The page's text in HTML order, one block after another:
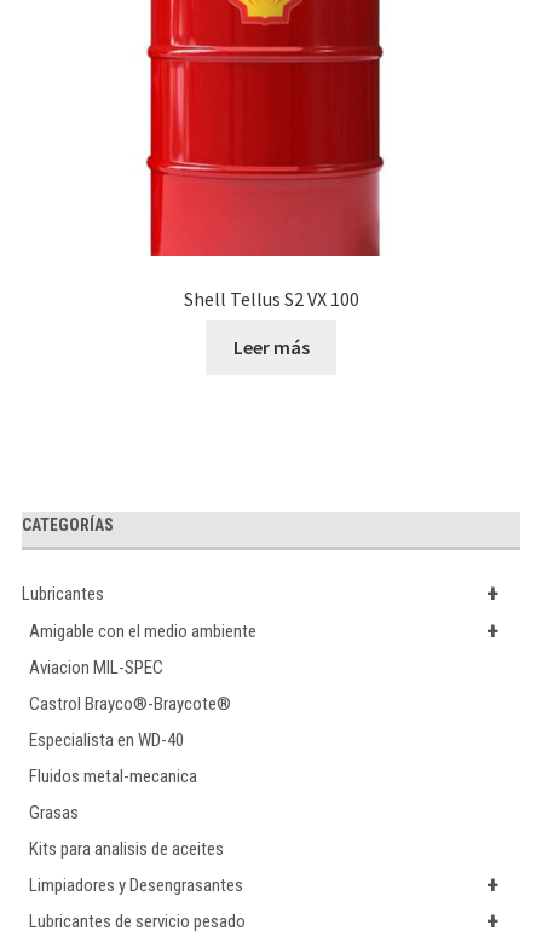
Shell Tellus S2 VX 100
Leer más
CATEGORÍAS
+
Lubricantes
+
Amigable con el medio ambiente
Aviacion MIL-SPEC
Castrol Brayco®-Braycote®
Especialista en WD-40
Fluidos metal-mecanica
Grasas
Kits para analisis de aceites
+
Limpiadores y Desengrasantes
+
Lubricantes de servicio pesado